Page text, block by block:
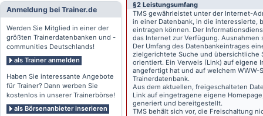
Anmeldung bei Trainer.de
Werden Sie Mitglied in einer der
größten Trainerdatenbanken und -
communities Deutschlands!
als Trainer anmelden
Haben Sie interessante Angebote
für Trainer? Dann werben Sie
kostenlos in unserer Trainerbörse!
als Börsenanbieter inserieren
§2 Leistungsumfang
TMS gewährleistet unter der Internet-
in einer Datenbank, in die interessierte,
eintragen können. Der
das Internet zur Verfügung.
Der Umfang des Datenbankeintrages
zielgerichtete Suche und übersichtliche
orientiert. Ein Verweis (Link) auf eigene
angefertigt hat und auf welchem
Trainerdatenbank.
Aus dem aktuellen, freigeschalteten
Link auf eingetragene eigene
generiert und bereitgestellt.
TMS behält sich vor, die Freischaltung